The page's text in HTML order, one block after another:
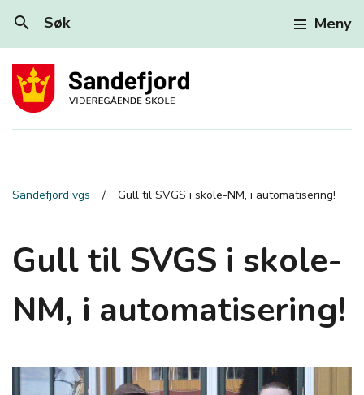
search Søk Meny
Sandefjord vgs Gull til SVGS i skole-NM, i automatisering!
Gull til SVGS i skole-
NM, i automatisering!